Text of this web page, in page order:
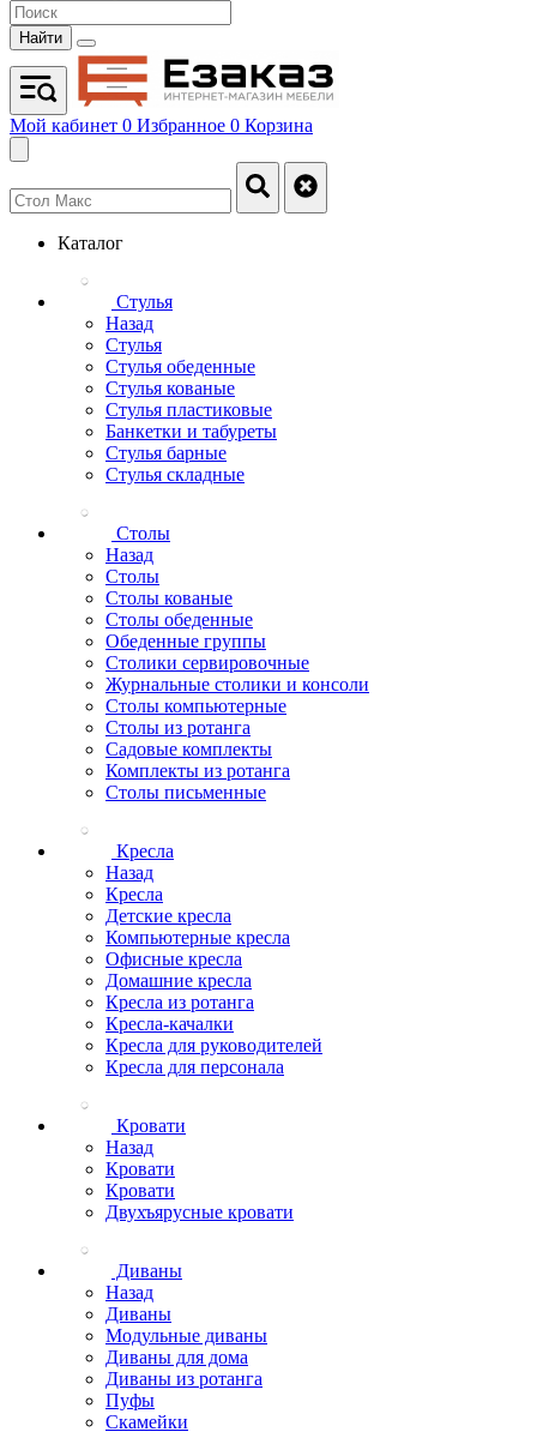
Найти
Мой кабинет 0 Избранное 0 Корзина
Каталог
Стулья
Назад
Стулья
Стулья обеденные
Стулья кованые
Стулья пластиковые
Банкетки и табуреты
Стулья барные
Стулья складные
Столы
Назад
Столы
Столы кованые
Столы обеденные
Обеденные группы
Столики сервировочные
Журнальные столики и консоли
Столы компьютерные
Столы из ротанга
Садовые комплекты
Комплекты из ротанга
Столы письменные
Кресла
Назад
Кресла
Детские кресла
Компьютерные кресла
Офисные кресла
Домашние кресла
Кресла из ротанга
Кресла-качалки
Кресла для руководителей
Кресла для персонала
Кровати
Назад
Кровати
Кровати
Двухъярусные кровати
Диваны
Назад
Диваны
Модульные диваны
Диваны для дома
Диваны из ротанга
Пуфы
Скамейки